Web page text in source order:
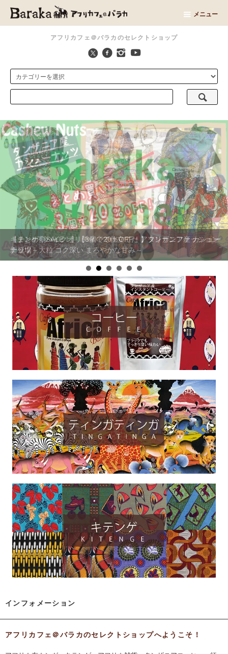
アフリカフェ＠バラカのセレクトショップ
メニュー
キテンゲ◇ハイクオリティ◇で仕立てた アフリカンファッション
新登場
【まとめ割SALE！】【3個で20％OFF！】タンザニア産 カシュー
ナッツ～大粒 コク深い まろやかな甘み～
インフォメーション
アフリカフェ＠バラカのセレクトショップへようこそ！